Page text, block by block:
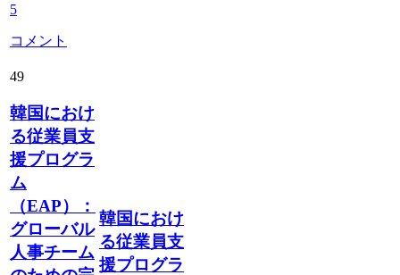
5
コメント
49
韓国におけ
る従業員支
援プログラ
ム
（EAP）：
グローバル
人事チーム
韓国におけ
る従業員支
援プログラ